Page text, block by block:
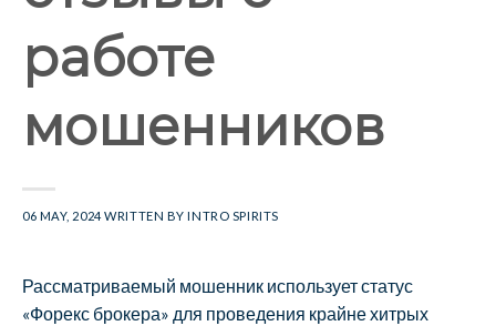
работе
мошенников
06 MAY, 2024WRITTEN BYINTRO SPIRITS
Рассматриваемый мошенник использует статус
«Форекс брокера» для проведения крайне хитрых